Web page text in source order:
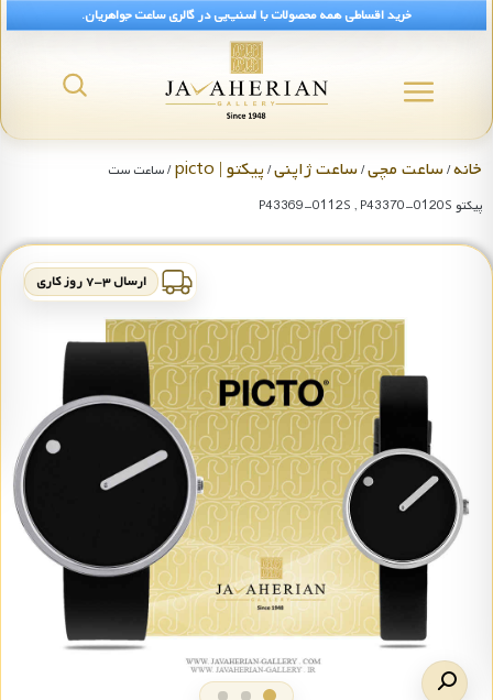
خرید اقساطی همه محصولات با اسنپ‌پی در گالری ساعت جواهریان.
خانه/ساعت مچی/ساعت ژاپنی/ پیکتو | picto
/ ساعت ست
پیکتو P43369-0112S , P43370-0120S
ارسال ۳-۷ روز کاری